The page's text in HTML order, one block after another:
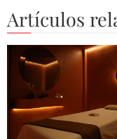
Artículos